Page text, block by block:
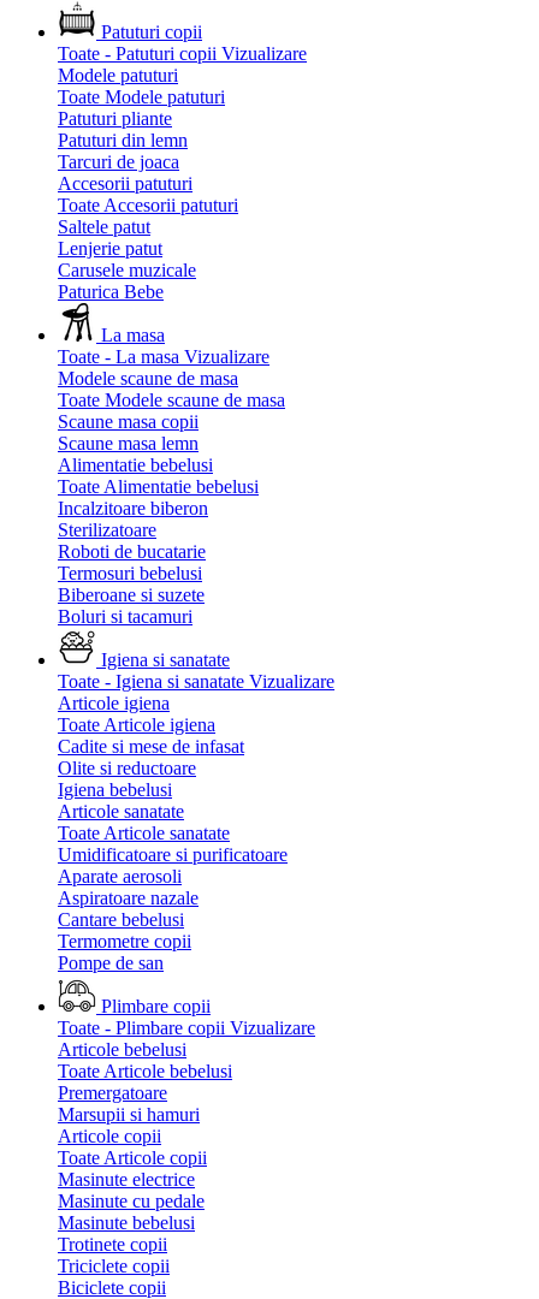
Patuturi copii
Toate - Patuturi copii Vizualizare
Modele patuturi
Toate Modele patuturi
Patuturi pliante
Patuturi din lemn
Tarcuri de joaca
Accesorii patuturi
Toate Accesorii patuturi
Saltele patut
Lenjerie patut
Carusele muzicale
Paturica Bebe
La masa
Toate - La masa Vizualizare
Modele scaune de masa
Toate Modele scaune de masa
Scaune masa copii
Scaune masa lemn
Alimentatie bebelusi
Toate Alimentatie bebelusi
Incalzitoare biberon
Sterilizatoare
Roboti de bucatarie
Termosuri bebelusi
Biberoane si suzete
Boluri si tacamuri
Igiena si sanatate
Toate - Igiena si sanatate Vizualizare
Articole igiena
Toate Articole igiena
Cadite si mese de infasat
Olite si reductoare
Igiena bebelusi
Articole sanatate
Toate Articole sanatate
Umidificatoare si purificatoare
Aparate aerosoli
Aspiratoare nazale
Cantare bebelusi
Termometre copii
Pompe de san
Plimbare copii
Toate - Plimbare copii Vizualizare
Articole bebelusi
Toate Articole bebelusi
Premergatoare
Marsupii si hamuri
Articole copii
Toate Articole copii
Masinute electrice
Masinute cu pedale
Masinute bebelusi
Trotinete copii
Triciclete copii
Biciclete copii